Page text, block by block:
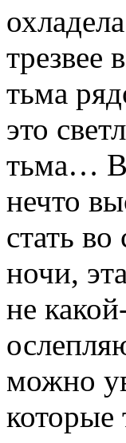
трезвее
тьма
это
тьма…
нечто
стать
ночи,
не
можно